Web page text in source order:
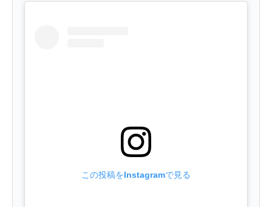
この投稿をInstagramで見る